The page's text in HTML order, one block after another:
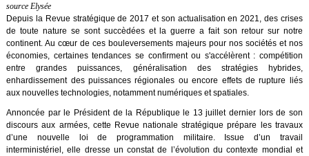
source Elysée
Depuis la Revue stratégique de 2017 et son actualisation en 2021, des crises
de toute nature se sont succèdées et la guerre a fait son retour sur notre
continent. Au cœur de ces bouleversements majeurs pour nos sociétés et nos
économies, certaines tendances se confirment ou s'accélèrent : compétition
entre grandes puissances, généralisation des stratégies hybrides,
enhardissement des puissances régionales ou encore effets de rupture liés
aux nouvelles technologies, notamment numériques et spatiales.
Annoncée par le Président de la République le 13 juillet dernier lors de son
discours aux armées, cette Revue nationale stratégique prépare les travaux
d’une nouvelle loi de programmation militaire. Issue d’un travail
interministériel, elle dresse un constat de l’évolution du contexte mondial et